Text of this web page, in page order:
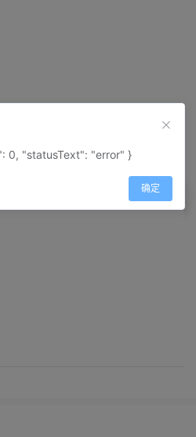
景区导游图
0, "statusText": "error" }
确定